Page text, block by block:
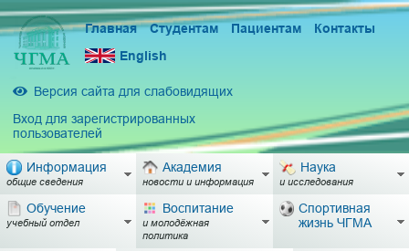
Главная Студентам Пациентам
Контакты
English
Версия сайта для слабовидящих
Вход для зарегистрированных
пользователей
Информация
общие сведения
Академия
новости и информация
Наука
и исследования
Обучение
учебный отдел
Воспитание
и молодёжная
политика
Спортивная
жизнь ЧГМА